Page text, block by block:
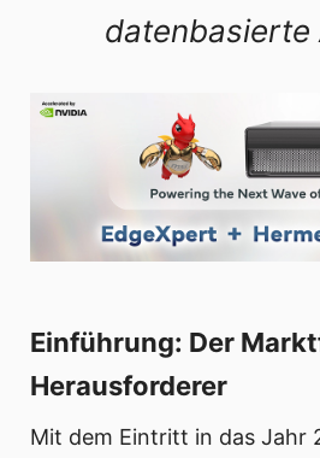
datenbasierte
Einführung: Der
Herausforderer
Mit dem Eintritt in das Jahr